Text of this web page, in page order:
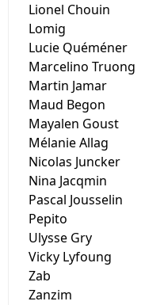
Lionel Chouin
Lomig
Lucie Quéméner
Marcelino Truong
Martin Jamar
Maud Begon
Mayalen Goust
Mélanie Allag
Nicolas Juncker
Nina Jacqmin
Pascal Jousselin
Pepito
Ulysse Gry
Vicky Lyfoung
Zab
Zanzim